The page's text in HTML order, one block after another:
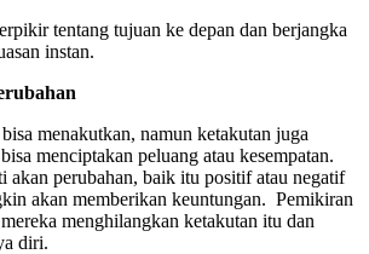
tentang tujuan ke depan dan berjangka
instan.
menakutkan, namun ketakutan juga
menciptakan peluang atau kesempatan.
akan perubahan, baik itu positif atau negatif
akan memberikan keuntungan. Pemikiran
menghilangkan ketakutan itu dan
diri.